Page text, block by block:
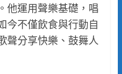
他運用聲樂基礎，唱
今不僅飲食與行動自
聲分享快樂、鼓舞人